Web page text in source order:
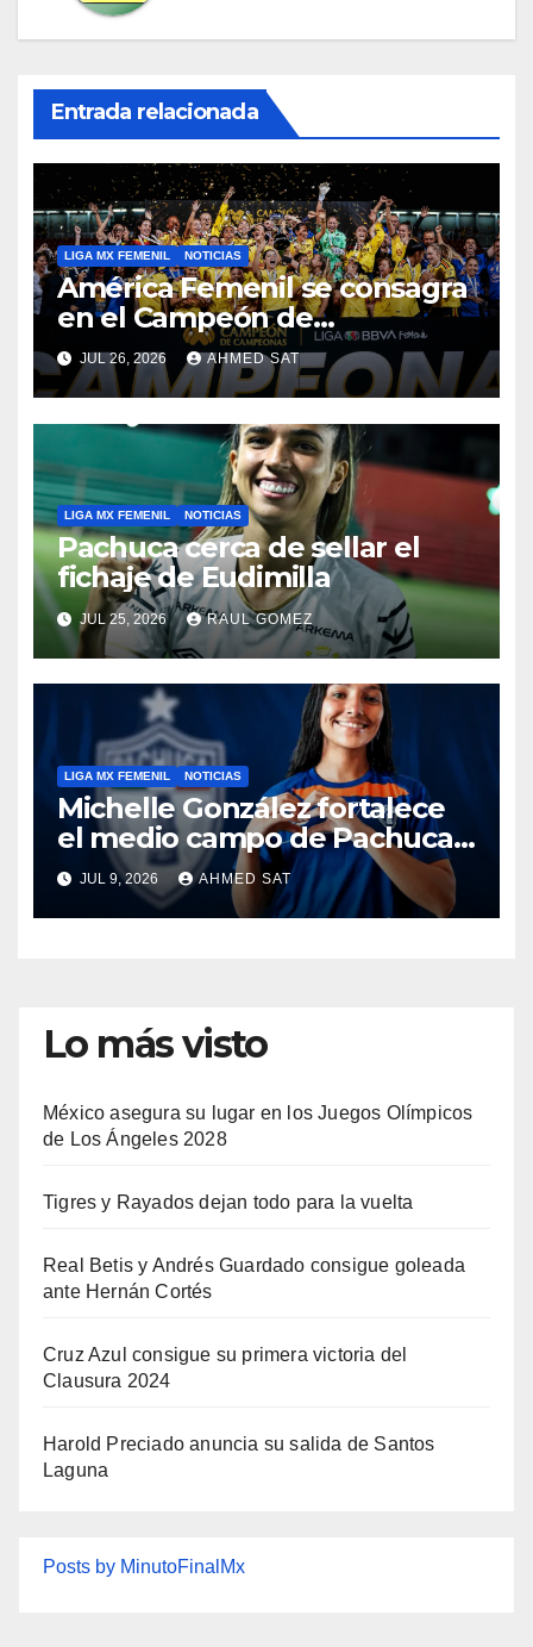
Entrada relacionada
LIGA MX FEMENIL NOTICIAS
América Femenil se consagra
en el Campeón de
Campeonas
JUL 26, 2026 AHMED SAT
LIGA MX FEMENIL NOTICIAS
Pachuca cerca de sellar el
fichaje de Eudimilla
JUL 25, 2026 RAUL GOMEZ
LIGA MX FEMENIL NOTICIAS
Michelle González fortalece
el medio campo de Pachuca
Femenil
JUL 9, 2026 AHMED SAT
Lo más visto
México asegura su lugar en los Juegos Olímpicos
de Los Ángeles 2028
Tigres y Rayados dejan todo para la vuelta
Real Betis y Andrés Guardado consigue goleada
ante Hernán Cortés
Cruz Azul consigue su primera victoria del
Clausura 2024
Harold Preciado anuncia su salida de Santos
Laguna
Posts by MinutoFinalMx